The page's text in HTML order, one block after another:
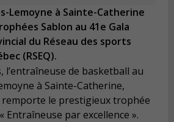
Lemoyne à Sainte-Catherine
Sablon au 41e Gala
du Réseau des sports
(RSEQ).
l’entraîneuse de basketball au
à Sainte-Catherine,
remporte le prestigieux trophée
Entraîneuse par excellence ».